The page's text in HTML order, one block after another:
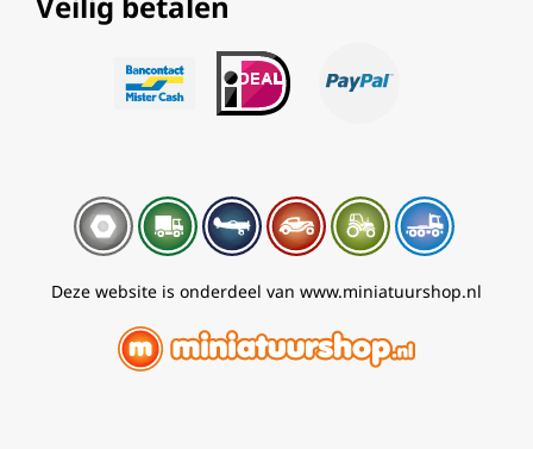
Deze website is onderdeel van www.miniatuurshop.nl